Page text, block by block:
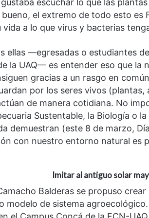
gustaba escuchar lo que las
bueno, el extremo de todo esto es
vida a lo que virus y bacterias
ellas —egresadas o estudiantes
la UAQ— es entender eso que la
gracias a un rasgo en
por los seres vivos (plantas,
de manera cotidiana. No
Sustentable, la Biología o
demuestran (este 8 de marzo,
con nuestro entorno natural es
Imitar al antiguo solar
Balderas se propuso
modelo de sistema
la
Sala
Nacional
un
nuevo
espacio
para
el
arte
y
la
cultura
Abre la Sala Nacional
Contemporánea, un nuevo
para el arte y la cultura
dragón